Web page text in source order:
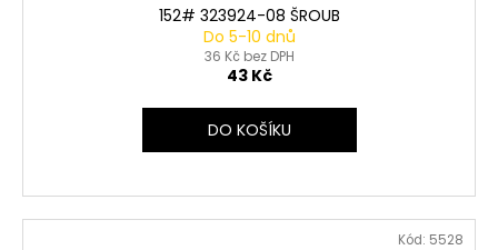
152# 323924-08 ŠROUB
Do 5-10 dnů
36 Kč bez DPH
43 Kč
DO KOŠÍKU
Kód: 5528